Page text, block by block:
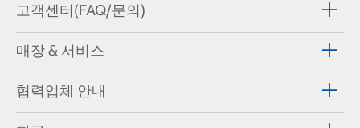
고객센터(FAQ/문의)
매장 & 서비스
협력업체 안내